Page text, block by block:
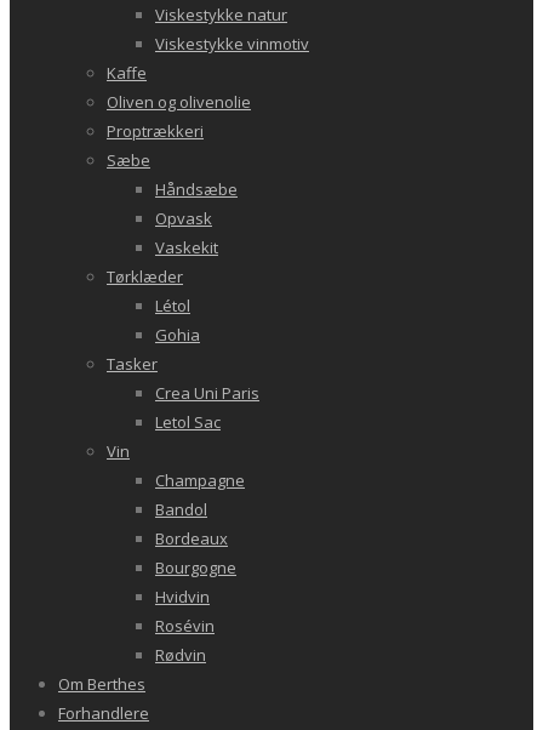
Viskestykke natur
Viskestykke vinmotiv
Kaffe
Oliven og olivenolie
Proptrækkeri
Sæbe
Håndsæbe
Opvask
Vaskekit
Tørklæder
Létol
Gohia
Tasker
Crea Uni Paris
Letol Sac
Vin
Champagne
Bandol
Bordeaux
Bourgogne
Hvidvin
Rosévin
Rødvin
Om Berthes
Forhandlere